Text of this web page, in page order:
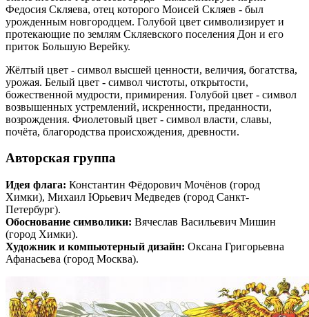
Федосия Скляева, отец которого Моисей Скляев - был
урожденным новгородцем. Голубой цвет символизирует и
протекающие по землям Скляевского поселения Дон и его
приток Большую Верейку.
Жёлтый цвет - символ высшей ценности, величия, богатства,
урожая. Белый цвет - символ чистоты, открытости,
божественной мудрости, примирения. Голубой цвет - символ
возвышенных устремлений, искренности, преданности,
возрождения. Фиолетовый цвет - символ власти, славы,
почёта, благородства происхождения, древности.
Авторская группа
Идея флага: Константин Фёдорович Мочёнов (город
Химки), Михаил Юрьевич Медведев (город Санкт-
Петербург).
Обоснование символики: Вячеслав Васильевич Мишин
(город Химки).
Художник и компьютерный дизайн: Оксана Григорьевна
Афанасьева (город Москва).